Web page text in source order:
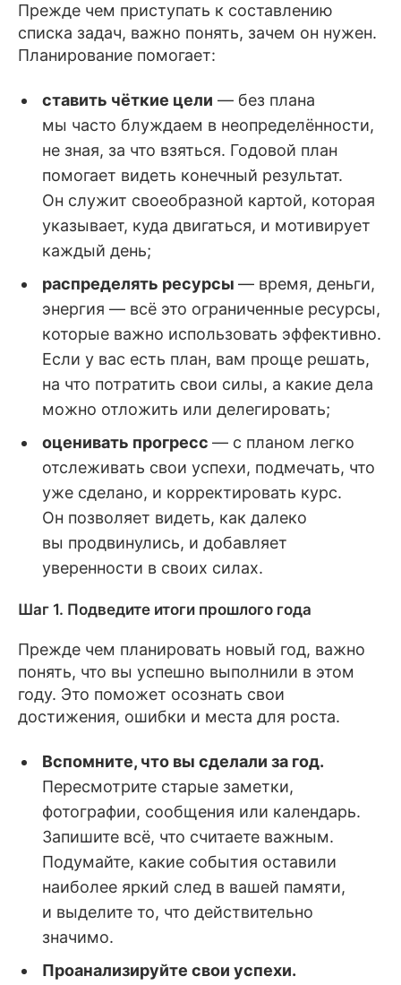
Прежде чем приступать к составлению
списка задач, важно понять, зачем он нужен.
Планирование помогает:
ставить чёткие цели — без плана
мы часто блуждаем в неопределённости,
не зная, за что взяться. Годовой план
помогает видеть конечный результат.
Он служит своеобразной картой, которая
указывает, куда двигаться, и мотивирует
каждый день;
распределять ресурсы — время, деньги,
энергия — всё это ограниченные ресурсы,
которые важно использовать эффективно.
Если у вас есть план, вам проще решать,
на что потратить свои силы, а какие дела
можно отложить или делегировать;
оценивать прогресс — с планом легко
отслеживать свои успехи, подмечать, что
уже сделано, и корректировать курс.
Он позволяет видеть, как далеко
вы продвинулись, и добавляет
уверенности в своих силах.
Шаг 1. Подведите итоги прошлого года
Прежде чем планировать новый год, важно
понять, что вы успешно выполнили в этом
году. Это поможет осознать свои
достижения, ошибки и места для роста.
Вспомните, что вы сделали за год.
Пересмотрите старые заметки,
фотографии, сообщения или календарь.
Запишите всё, что считаете важным.
Подумайте, какие события оставили
наиболее яркий след в вашей памяти,
и выделите то, что действительно
значимо.
Проанализируйте свои успехи.